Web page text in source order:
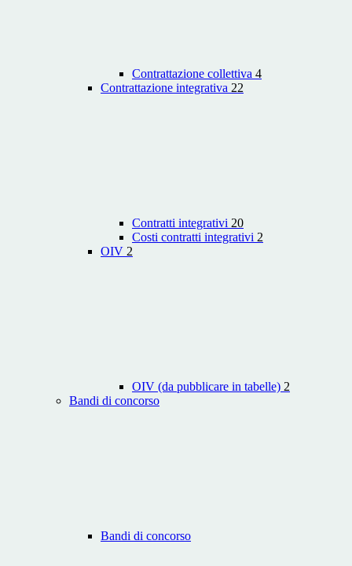
Contrattazione collettiva 4
Contrattazione integrativa 22
Contratti integrativi 20
Costi contratti integrativi 2
OIV 2
OIV (da pubblicare in tabelle) 2
Bandi di concorso
Bandi di concorso